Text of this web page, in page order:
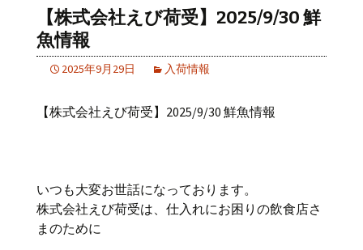
【株式会社えび荷受】2025/9/30 鮮
魚情報
2025年9月29日 入荷情報
【株式会社えび荷受】2025/9/30 鮮魚情報
いつも大変お世話になっております。
株式会社えび荷受は、仕入れにお困りの飲食店さ
まのために